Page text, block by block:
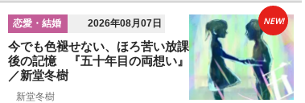
恋愛・結婚 2026年08月07日
今でも色褪せない、ほろ苦い放課
後の記憶 『五十年目の両想い』
／新堂冬樹
新堂冬樹
NEW!